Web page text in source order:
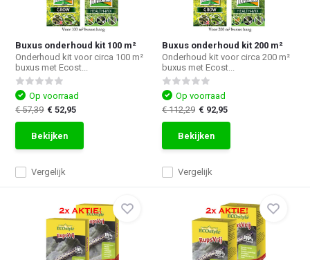
Buxus onderhoud kit 100 m²
Onderhoud kit voor circa 100 m²
buxus met Ecost...
Vergelijk
Op voorraad
€ 57,39 € 52,95
Bekijken
Buxus onderhoud kit 200 m²
Onderhoud kit voor circa 200 m²
buxus met Ecost...
Vergelijk
Op voorraad
€ 112,29 € 92,95
Bekijken